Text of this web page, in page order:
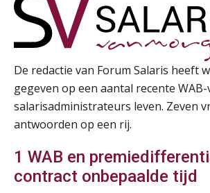
De redactie van Forum Salaris heeft
gegeven op een aantal recente
salarisadministrateurs leven. Zeven
antwoorden op een rij.
1 WAB en
contract onbepaalde tijd